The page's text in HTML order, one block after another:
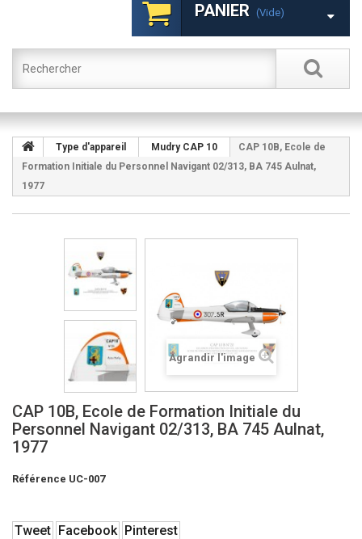
PANIER (vide)
Type d'appareil Mudry CAP 10
CAP 10B, Ecole de
Formation Initiale du Personnel Navigant 02/313, BA 745 Aulnat,
1977
Agrandir l'image
CAP 10B, Ecole de Formation Initiale du
Personnel Navigant 02/313, BA 745 Aulnat,
1977
Référence UC-007
Tweet Facebook Pinterest